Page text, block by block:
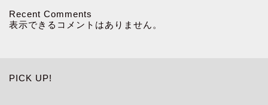
Recent Comments
表示できるコメントはありません。
PICK UP!